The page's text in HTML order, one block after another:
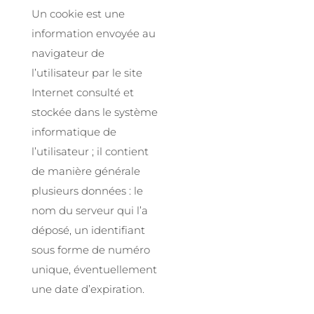
Un cookie est une
information envoyée au
navigateur de
l’utilisateur par le site
Internet consulté et
stockée dans le système
informatique de
l’utilisateur ; il contient
de manière générale
plusieurs données : le
nom du serveur qui l’a
déposé, un identifiant
sous forme de numéro
unique, éventuellement
une date d’expiration.